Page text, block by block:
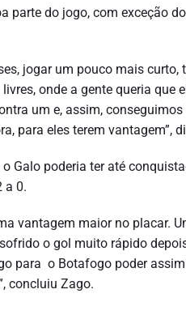
parte do jogo, com exceção
jogar um pouco mais
onde a gente queria que
um e, assim,
para eles terem vantagem”,
Galo poderia ter até
a 0.
vantagem maior no placar.
o gol muito rápido
para o Botafogo poder
concluiu Zago.